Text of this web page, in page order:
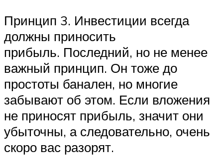
Принцип 3. Инвестиции всегда
должны приносить
прибыль. Последний, но не менее
важный принцип. Он тоже до
простоты банален, но многие
забывают об этом. Если вложения
не приносят прибыль, значит они
убыточны, а следовательно, очень
скоро вас разорят.